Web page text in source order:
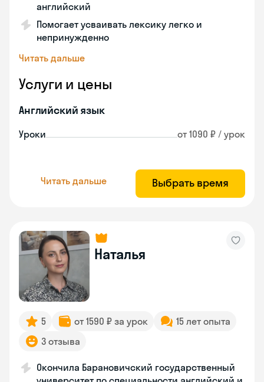
английский
Помогает усваивать лексику легко и
непринужденно
Читать дальше
Услуги и цены
Английский язык
Уроки от 1090 ₽ / урок
Читать дальше Выбрать время
Наталья
5 от 1590 ₽ за урок
15 лет опыта
3 отзыва
Окончила Барановичский государственный